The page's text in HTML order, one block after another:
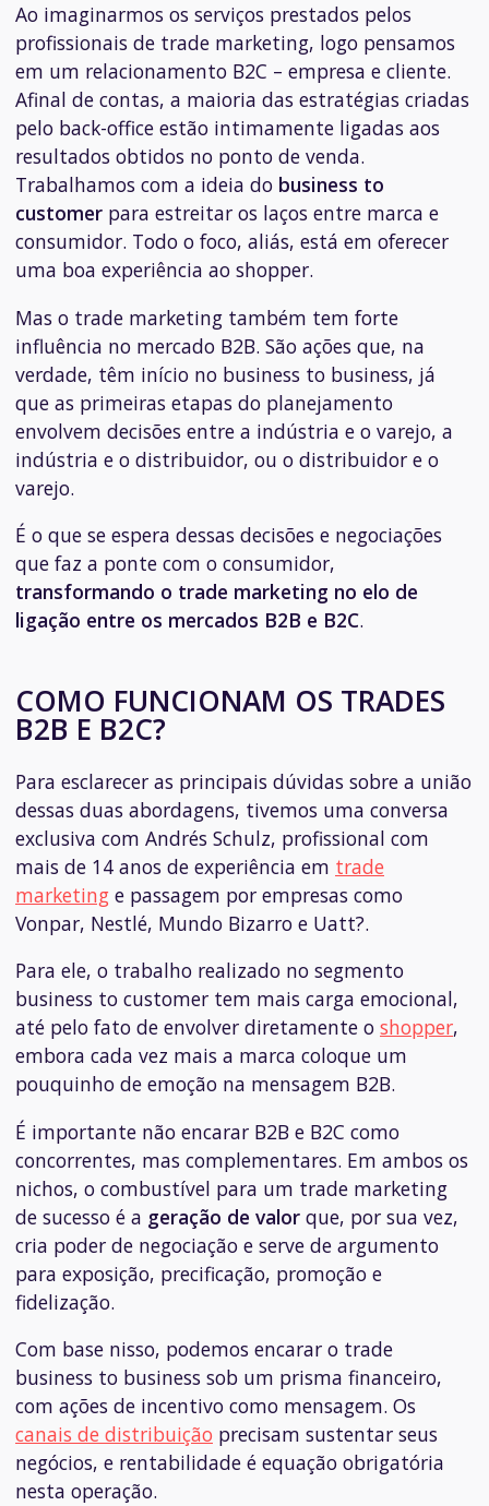
Ao imaginarmos os serviços prestados pelos
profissionais de trade marketing, logo pensamos
em um relacionamento B2C – empresa e cliente.
Afinal de contas, a maioria das estratégias criadas
pelo back-office estão intimamente ligadas aos
resultados obtidos no ponto de venda.
Trabalhamos com a ideia do business to
customer para estreitar os laços entre marca e
consumidor. Todo o foco, aliás, está em oferecer
uma boa experiência ao shopper.
Mas o trade marketing também tem forte
influência no mercado B2B. São ações que, na
verdade, têm início no business to business, já
que as primeiras etapas do planejamento
envolvem decisões entre a indústria e o varejo, a
indústria e o distribuidor, ou o distribuidor e o
varejo.
É o que se espera dessas decisões e negociações
que faz a ponte com o consumidor,
transformando o trade marketing no elo de
ligação entre os mercados B2B e B2C.
COMO FUNCIONAM OS TRADES
B2B E B2C?
Para esclarecer as principais dúvidas sobre a união
dessas duas abordagens, tivemos uma conversa
exclusiva com Andrés Schulz, profissional com
mais de 14 anos de experiência em trade
marketing e passagem por empresas como
Vonpar, Nestlé, Mundo Bizarro e Uatt?.
Para ele, o trabalho realizado no segmento
business to customer tem mais carga emocional,
até pelo fato de envolver diretamente o shopper,
embora cada vez mais a marca coloque um
pouquinho de emoção na mensagem B2B.
É importante não encarar B2B e B2C como
concorrentes, mas complementares. Em ambos os
nichos, o combustível para um trade marketing
de sucesso é a geração de valor que, por sua vez,
cria poder de negociação e serve de argumento
para exposição, precificação, promoção e
fidelização.
Com base nisso, podemos encarar o trade
business to business sob um prisma financeiro,
com ações de incentivo como mensagem. Os
canais de distribuição precisam sustentar seus
negócios, e rentabilidade é equação obrigatória
nesta operação.